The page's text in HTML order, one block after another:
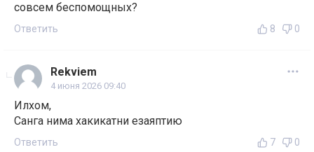
совсем беспомощных?
Ответить 8 0
Rekviem
4 июня 2026 09:40
Илхом,
Санга нима хакикатни езаяптию
Ответить 7 0